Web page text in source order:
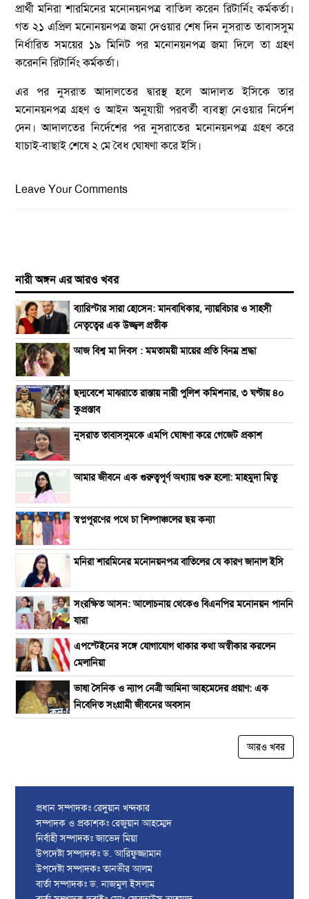
প্রার্থী মনিরা শারমিনের মনোনয়নপত্র বাতিল করেন রিটার্নিং কর্মকর্তা।
গত ২১ এপ্রিল মনোনয়নপত্র জমা দেওয়ার শেষ দিন নুসরাত তাবাসসুম
নির্ধারিত সময়ের ১৯ মিনিট পর মনোনয়নপত্র জমা দিলে তা গ্রহণ
করেননি রিটার্নিং কর্মকর্তা।
এর পর নুসরাত আদালতের দ্বারস্থ হলে আদালত ইসিকে তার
মনোনয়নপত্র গ্রহণ ও আইন অনুযায়ী পরবর্তী ব্যবস্থা নেওয়ার নির্দেশ
দেন। আদালতের নির্দেশের পর নুসরাতের মনোনয়নপত্র গ্রহণ করে
যাচাই-বাছাই শেষে ২ মে বৈধ ঘোষণা করে ইসি।
Leave Your Comments
নারী অঙ্গন এর আরও খবর
ব্যারিস্টার সারা হোসেন: মানবাধিকার, ন্যায়বিচার ও সাহসী
নেতৃত্বের এক উজ্জ্বল প্রতীক
আজ বিশ্ব মা দিবস : মমতাময়ী মায়ের প্রতি বিনম্র শ্রদ্ধা
ছদ্মবেশে মাঝরাতে রাস্তায় নারী পুলিশ কমিশনার, ৩ ঘণ্টায় ৪০
কুপ্রস্তাব
নুসরাত তাবাসসুমকে এমপি ঘোষণা করে গেজেট প্রকাশ
আমার জীবনে এক গুরুত্বপূর্ণ অধ্যায় শুরু হলো: মাহমুদা মিতু
স্বপ্নপূরণের পথে চা শিল্পাঞ্চলের ছয় কন্যা
মনিরা শারমিনের মনোনয়নপত্র বাতিলের যে কারণ জানাল ইসি
সংরক্ষিত আসন: আলোচনায় থেকেও বিএনপির মনোনয়ন পাননি
যারা
এপস্টেইনের সঙ্গে যোগাযোগ থাকার কথা অস্বীকার করলেন
মেলানিয়া
ভাষা সৈনিক ও ন্যাপ নেত্রী আমিনা আহমেদের প্রয়াণ: এক
নিবেদিত সংগ্রামী জীবনের অবসান
আরও খবর
প্রধান সম্পাদকঃ রেদুয়ান খন্দকার
সম্পাদক ও প্রকাশকঃ রেজুয়ান আহম্মেদ
নির্বাহী সম্পাদকঃ জাভেদ মিয়া
উপদেষ্টা সম্পাদকঃ ড. আরিফুজ্জামান
উপদেষ্টা সম্পাদকঃ তানভীর আলম
বার্তা সম্পাদকঃ ড. নাজমুল ইসলাম